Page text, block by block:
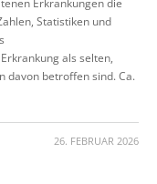
Erkrankungen die
Statistiken und
als selten,
davon betroffen sind. Ca.
26. FEBRUAR 2026